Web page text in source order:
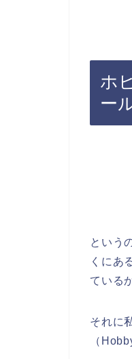
ホ
ー
という
くにあ
ている
それに
（